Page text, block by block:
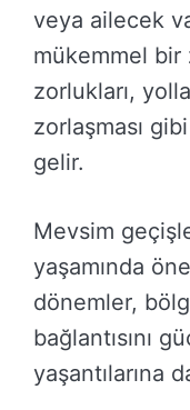
veya ailecek
mükemmel bir
zorlukları,
zorlaşması
gelir.
Mevsim
yaşamında
dönemler,
bağlantısını
yaşantılarına